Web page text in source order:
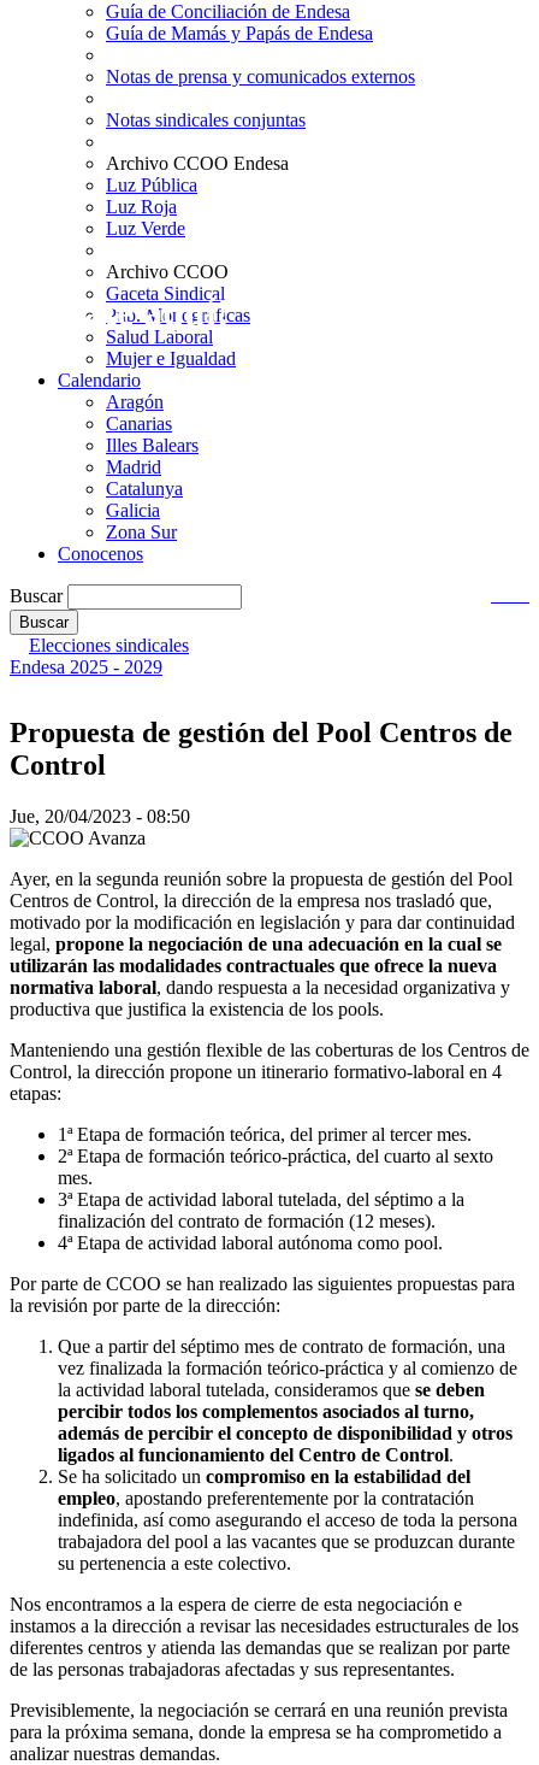
aquí!
Guía de Conciliación de Endesa
Guía de Mamás y Papás de Endesa
Notas de prensa y comunicados externos
Notas sindicales conjuntas
Archivo CCOO Endesa
Luz Pública
Luz Roja
Luz Verde
Archivo CCOO
Gaceta Sindical
Pub. Monográficas
Salud Laboral
Mujer e Igualdad
Calendario
Aragón
Canarias
Illes Balears
Madrid
Catalunya
Galicia
Zona Sur
Conocenos
Buscar
Elecciones sindicales
Endesa 2025 - 2029
Propuesta de gestión del Pool Centros de
Control
Jue, 20/04/2023 - 08:50
Ayer, en la segunda reunión sobre la propuesta de gestión del Pool
Centros de Control, la dirección de la empresa nos trasladó que,
motivado por la modificación en legislación y para dar continuidad
legal, propone la negociación de una adecuación en la cual se
utilizarán las modalidades contractuales que ofrece la nueva
normativa laboral, dando respuesta a la necesidad organizativa y
productiva que justifica la existencia de los pools.
Manteniendo una gestión flexible de las coberturas de los Centros de
Control, la dirección propone un itinerario formativo-laboral en 4
etapas:
1ª Etapa de formación teórica, del primer al tercer mes.
2ª Etapa de formación teórico-práctica, del cuarto al sexto
mes.
3ª Etapa de actividad laboral tutelada, del séptimo a la
finalización del contrato de formación (12 meses).
4ª Etapa de actividad laboral autónoma como pool.
Por parte de CCOO se han realizado las siguientes propuestas para
la revisión por parte de la dirección:
Que a partir del séptimo mes de contrato de formación, una
vez finalizada la formación teórico-práctica y al comienzo de
la actividad laboral tutelada, consideramos que se deben
percibir todos los complementos asociados al turno,
además de percibir el concepto de disponibilidad y otros
ligados al funcionamiento del Centro de Control.
Se ha solicitado un compromiso en la estabilidad del
empleo, apostando preferentemente por la contratación
indefinida, así como asegurando el acceso de toda la persona
trabajadora del pool a las vacantes que se produzcan durante
su pertenencia a este colectivo.
Nos encontramos a la espera de cierre de esta negociación e
instamos a la dirección a revisar las necesidades estructurales de los
diferentes centros y atienda las demandas que se realizan por parte
de las personas trabajadoras afectadas y sus representantes.
Previsiblemente, la negociación se cerrará en una reunión prevista
para la próxima semana, donde la empresa se ha comprometido a
analizar nuestras demandas.